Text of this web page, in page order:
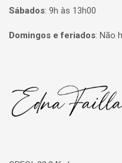
Sábados: 9h às 13h00
Domingos e feriados: Não